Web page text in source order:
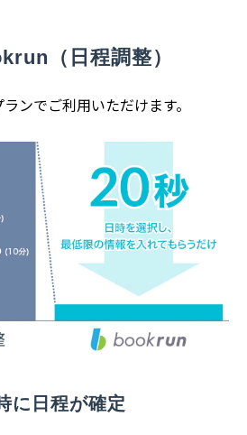
（日程調整）
ンでご利用いただけます。
に日程が確定